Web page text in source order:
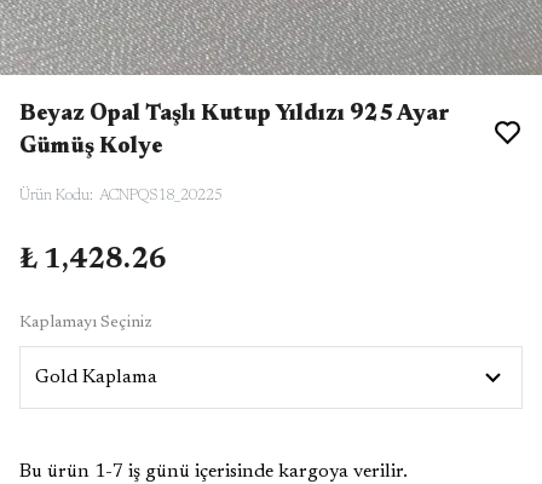
Beyaz Opal Taşlı Kutup Yıldızı 925 Ayar
Gümüş Kolye
Ürün Kodu: ACNPQS18_20225
₺ 1,428.26
Kaplamayı Seçiniz
Bu ürün 1-7 iş günü içerisinde kargoya verilir.